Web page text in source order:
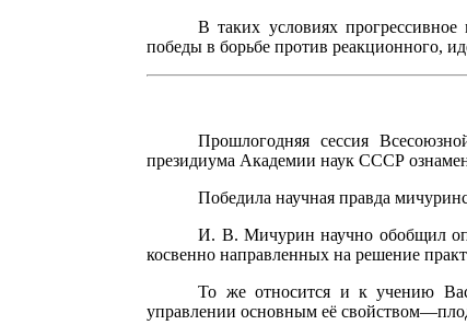
В таких условиях
победы в борьбе против реакционного,
Прошлогодняя сессия
президиума Академии наук СССР
Победила научная правда
И. В. Мичурин научно обобщил
косвенно направленных на решение
То же относится и к учению
управлении основным её